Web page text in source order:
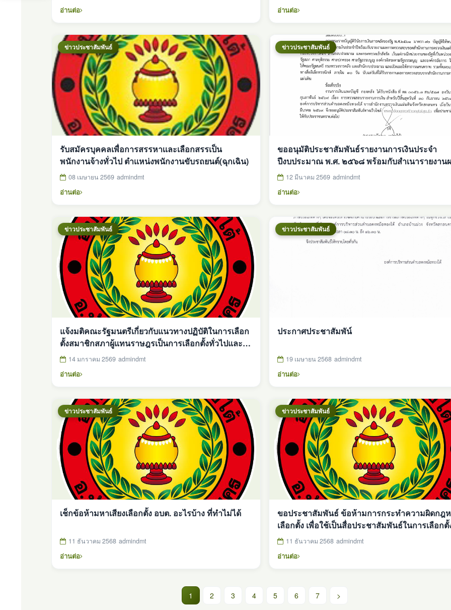
อ่านต่อ อ่านต่อ
ข่าวประชาสัมพันธ์
รับสมัครบุคคลเพื่อการสรรหาเเละเลือกสรรเป็น
พนักงานจ้างทั่วไป ตำเเหน่งพนักงานขับรถยนต์(ฉุกเฉิน)
08 เมษายน 2569 admindmt
อ่านต่อ
ข่าวประชาสัมพันธ์
ขออนุมัติประชาสัมพันธ์รายงานการเงินประจำ
ปีงบประมาณ พ.ศ. ๒๕๖๘ พร้อมกับสำเนารายงาน
การตรวจสอบของสำนักงานการตรวจเงินแผ่นดิน
12 มีนาคม 2569 admindmt
อ่านต่อ
ข่าวประชาสัมพันธ์
แจ้งมติคณะรัฐมนตรีเกี่ยวกับแนวทางปฏิบัติในการเลือก
ตั้งสมาชิกสภาผู้แทนราษฎรเป็นการเลือกตั้งทั่วไปและ
แนวทางปฏิบัติในการจัดให้มีการออกเสียงประชามติใน
ทั่วไป
14 มกราคม 2569 admindmt
อ่านต่อ
ข่าวประชาสัมพันธ์
ประกาศประชาสัมพัน์
19 เมษายน 2568 admindmt
อ่านต่อ
ข่าวประชาสัมพันธ์
เช็กข้อห้ามหาเสียงเลือกตั้ง อบต. อะไรบ้าง ที่ทำไม่ได้
11 ธันวาคม 2568 admindmt
อ่านต่อ
ข่าวประชาสัมพันธ์
ขอประชาสัมพันธ์ ข้อห้ามการกระทำความผิดกฎ
เลือกตั้ง เพื่อใช้เป็นสื่อประชาสัมพันธ์ในการเลือกตั้
อบต https://youtube.com/playlist?11 ธันวาคม 2568 admindmt
อ่านต่อ
1 (current)
2 3 4 5 6 7 >